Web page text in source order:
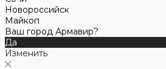
Новороссийск
Майкоп
Ваш город Армавир?
Да
Изменить